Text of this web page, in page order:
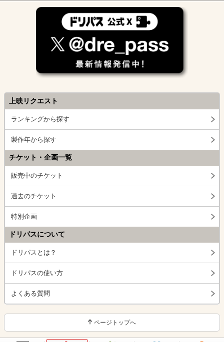
上映リクエスト
ランキングから探す
製作年から探す
チケット・企画一覧
販売中のチケット
過去のチケット
特別企画
ドリパスについて
ドリパスとは？
ドリパスの使い方
よくある質問
ページトップへ